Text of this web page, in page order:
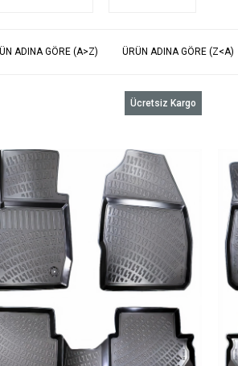
ADINA GÖRE (A>Z) ÜRÜN ADINA GÖRE (Z<A)
Ücretsiz Kargo